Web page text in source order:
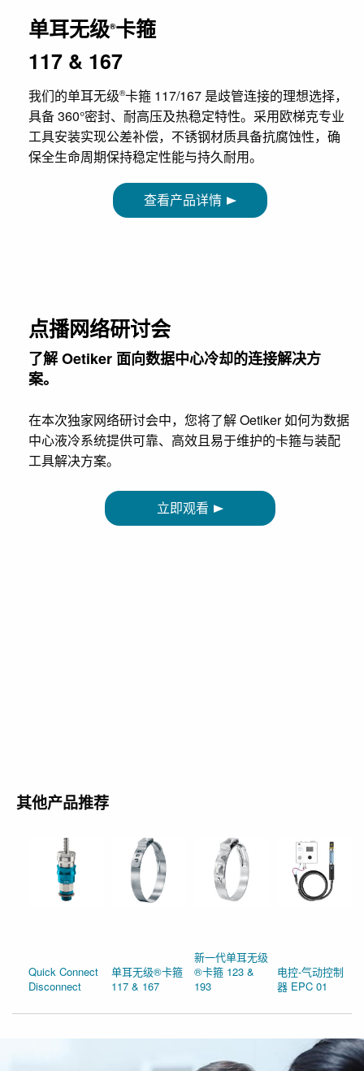
单耳无级®卡箍
117 & 167
我们的单耳无级®卡箍 117/167 是歧管连接的理想选择，
具备 360°密封、耐高压及热稳定特性。采用欧梯克专业
工具安装实现公差补偿，不锈钢材质具备抗腐蚀性，确
保全生命周期保持稳定性能与持久耐用。
查看产品详情
点播网络研讨会
了解 Oetiker 面向数据中心冷却的连接解决方
案。
在本次独家网络研讨会中，您将了解 Oetiker 如何为数据
中心液冷系统提供可靠、高效且易于维护的卡箍与装配
工具解决方案。
立即观看
其他产品推荐
Quick Connect
Disconnect
单耳无级®卡箍
117 & 167
新一代单耳无级
®卡箍 123 &
193
电控-气动控制
器 EPC 01